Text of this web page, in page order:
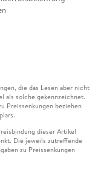
die das Lesen aber nicht
als solche gekennzeichnet.
Preissenkungen beziehen
dieser Artikel
Die jeweils zutreffende
zu Preissenkungen